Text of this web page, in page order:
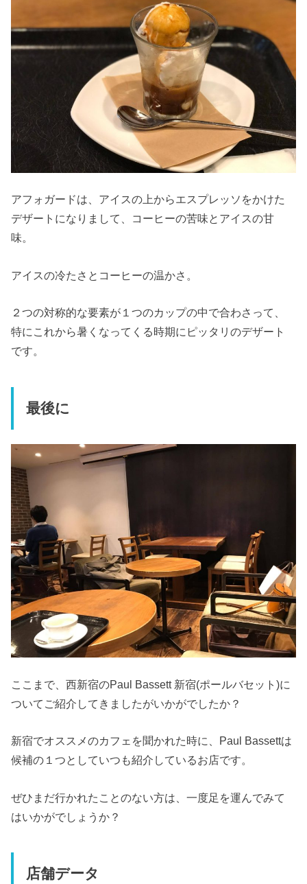
アフォガードは、アイスの上からエスプレッソをかけた
デザートになりまして、コーヒーの苦味とアイスの甘
味。
アイスの冷たさとコーヒーの温かさ。
２つの対称的な要素が１つのカップの中で合わさって、
特にこれから暑くなってくる時期にピッタリのデザート
です。
最後に
ここまで、西新宿のPaul Bassett 新宿(ポールバセット)に
ついてご紹介してきましたがいかがでしたか？
新宿でオススメのカフェを聞かれた時に、Paul Bassettは
候補の１つとしていつも紹介しているお店です。
ぜひまだ行かれたことのない方は、一度足を運んでみて
はいかがでしょうか？
店舗データ